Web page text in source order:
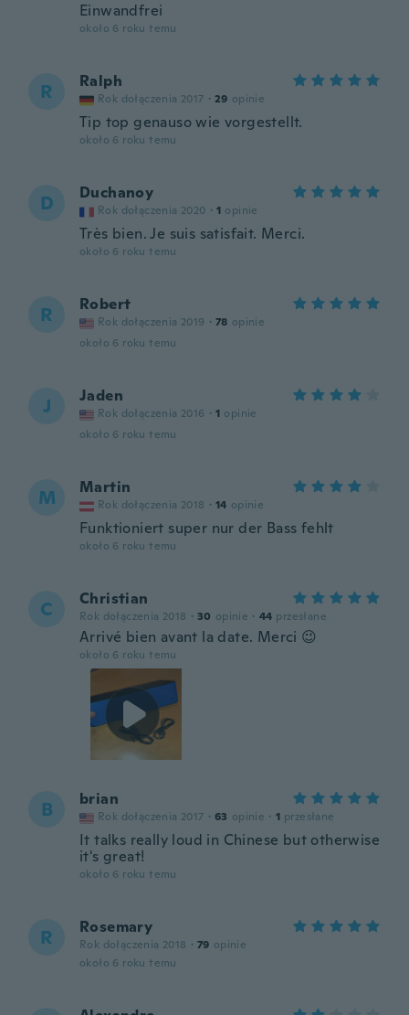
Einwandfrei
około 6 roku temu
R Ralph
Rok dołączenia 2017 · 29 opinie
Tip top genauso wie vorgestellt.
około 6 roku temu
D Duchanoy
Rok dołączenia 2020 · 1 opinie
Très bien. Je suis satisfait. Merci.
około 6 roku temu
R Robert
Rok dołączenia 2019 · 78 opinie
około 6 roku temu
J Jaden
Rok dołączenia 2016 · 1 opinie
około 6 roku temu
M Martin
Rok dołączenia 2018 · 14 opinie
Funktioniert super nur der Bass fehlt
około 6 roku temu
C Christian
Rok dołączenia 2018 · 30 opinie · 44 przesłane
Arrivé bien avant la date. Merci 😉
około 6 roku temu
B brian
Rok dołączenia 2017 · 63 opinie · 1 przesłane
It talks really loud in Chinese but otherwise
it's great!
około 6 roku temu
R Rosemary
Rok dołączenia 2018 · 79 opinie
około 6 roku temu